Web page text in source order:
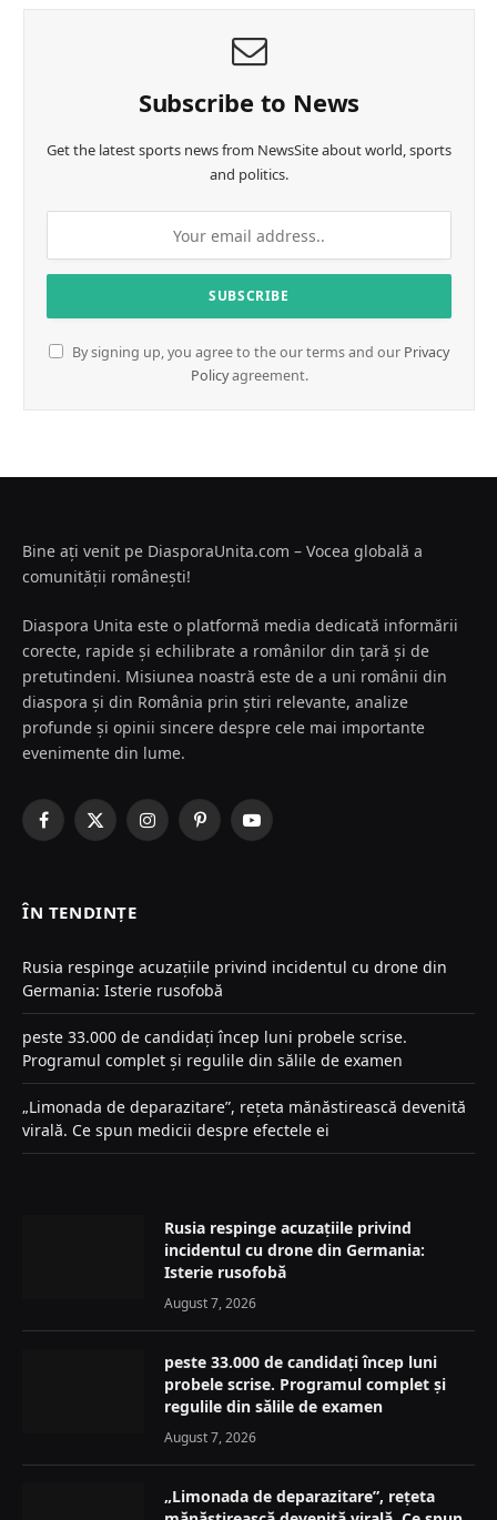
Subscribe to News
Get the latest sports news from NewsSite about world, sports
and politics.
By signing up, you agree to the our terms and our Privacy
Policyagreement.
Bine ați venit pe DiasporaUnita.com – Vocea globală a
comunității românești!
Diaspora Unita este o platformă media dedicată informării
corecte, rapide și echilibrate a românilor din țară și de
pretutindeni. Misiunea noastră este de a uni românii din
diaspora și din România prin știri relevante, analize
profunde și opinii sincere despre cele mai importante
evenimente din lume.
Facebook
X
InstagramPinterestYouTube
ÎN TENDINȚE
Rusia respinge acuzațiile privind incidentul cu drone din
Germania: Isterie rusofobă
peste 33.000 de candidați încep luni probele scrise.
Programul complet și regulile din sălile de examen
„Limonada de deparazitare”, rețeta mănăstirească devenită
virală. Ce spun medicii despre efectele ei
Rusia respinge acuzațiile privind
incidentul cu drone din Germania:
Isterie rusofobă
August 7, 2026
peste 33.000 de candidați încep luni
probele scrise. Programul complet și
regulile din sălile de examen
August 7, 2026
„Limonada de deparazitare”, rețeta